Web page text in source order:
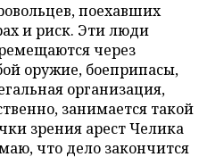
поехавших
и риск. Эти люди
через
оружие, боеприпасы,
организация,
занимается такой
зрения арест Челика
что дело закончится